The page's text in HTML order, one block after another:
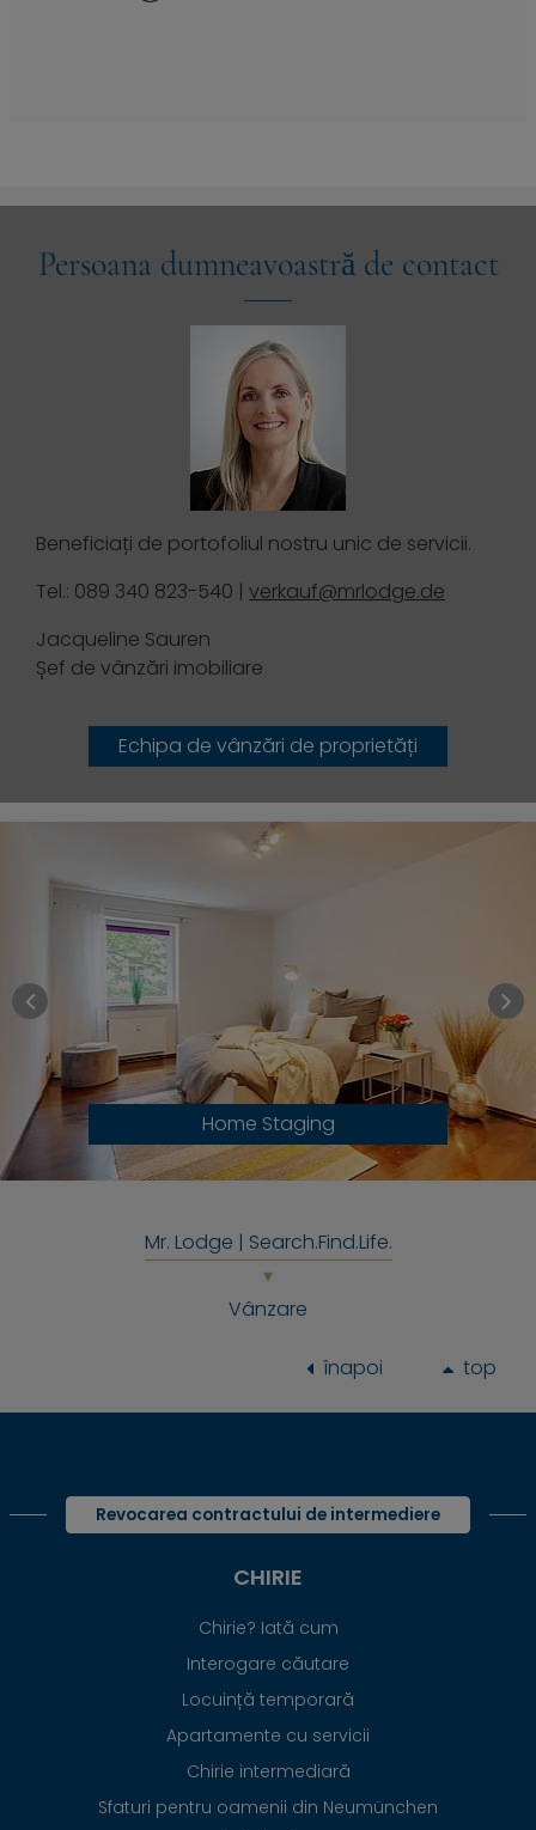
Persoana dumneavoastră de contact
Beneficiați de portofoliul nostru unic de servicii.
Tel.: 089 340 823-540 | verkauf@mrlodge.de
Jacqueline Sauren
Șef de vânzări imobiliare
Echipa de vânzări de proprietăți
Home Staging
Mr. Lodge | Search.Find.Life.
Vânzare
înapoi top
Revocarea contractului de intermediere
CHIRIE
Chirie? Iată cum
Interogare căutare
Locuință temporară
Apartamente cu servicii
Chirie intermediară
Sfaturi pentru oamenii din Neumünchen